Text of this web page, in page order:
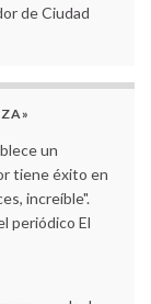
de Ciudad
un
tiene éxito en
increíble".
periódico El